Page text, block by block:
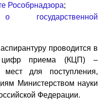
Рособрнадзора;
государственной
проводится в
цифр приема (КЦП) –
мест для поступления,
Министерством науки
Федерации.